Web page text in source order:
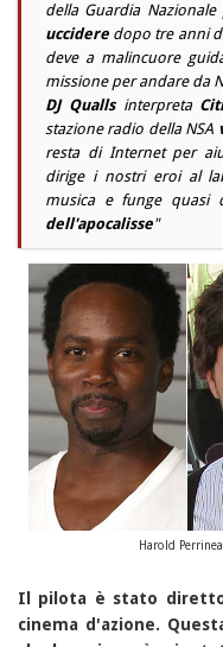
della Guardia
uccidere dopo tre anni
deve a malincuore
missione per andare da
DJ Quallsinterpreta
stazione radio della NSA
resta di Internet per
dirige i nostri eroi al
musica e funge quasi
dell'apocalisse"
Harold
Il pilota è stato diretto
cinema d'azione.